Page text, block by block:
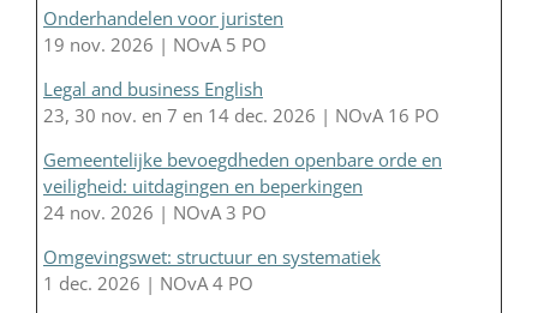
Onderhandelen voor juristen
19 nov. 2026 | NOvA 5 PO
Legal and business English
23, 30 nov. en 7 en 14 dec. 2026 | NOvA 16 PO
Gemeentelijke bevoegdheden openbare orde en
veiligheid: uitdagingen en beperkingen
24 nov. 2026 | NOvA 3 PO
Omgevingswet: structuur en systematiek
1 dec. 2026 | NOvA 4 PO